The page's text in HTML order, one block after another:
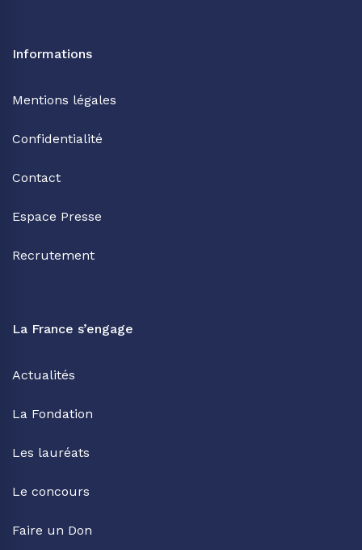
Informations
Mentions légales
Confidentialité
Contact
Espace Presse
Recrutement
La France s’engage
Actualités
La Fondation
Les lauréats
Le concours
Faire un Don